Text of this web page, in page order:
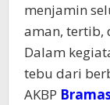
menjamin
aman, tertib,
Dalam
tebu dari
AKBP